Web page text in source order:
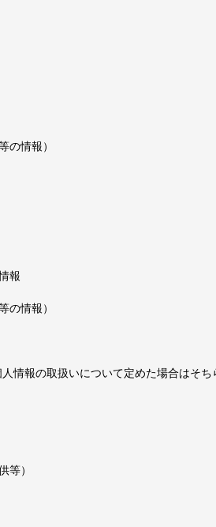
の情報）
報
の情報）
情報の取扱いについて定めた場合はそち
等）